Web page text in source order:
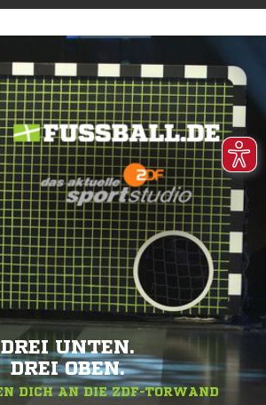
DREI UNTEN.
DREI OBEN.
DICH AN DIE ZDF-TORWAND